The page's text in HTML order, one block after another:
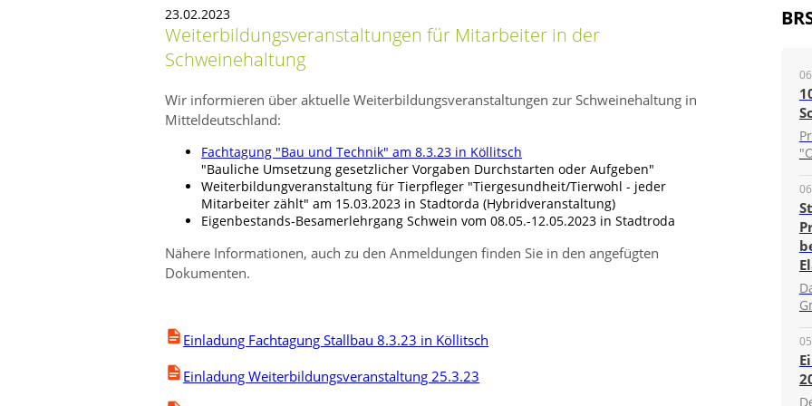
23.02.2023
Weiterbildungsveranstaltungen für Mitarbeiter in der
Schweinehaltung
Wir informieren über aktuelle Weiterbildungsveranstaltungen zur Schweinehaltung in
Mitteldeutschland:
Fachtagung "Bau und Technik" am 8.3.23 in Köllitsch
Bauliche Umsetzung gesetzlicher Vorgaben Durchstarten oder Aufgeben
Weiterbildungveranstaltung für Tierpfleger Tiergesundheit/Tierwohl - jeder
Mitarbeiter zählt am 15.03.2023 in Stadtorda (Hybridveranstaltung)
Eigenbestands-Besamerlehrgang Schwein vom 08.05.-12.05.2023 in Stadtroda
Nähere Informationen, auch zu den Anmeldungen finden Sie in den angefügten
Dokumenten.
Einladung Fachtagung Stallbau 8.3.23 in Köllitsch
Einladung Weiterbildungsveranstaltung 25.3.23